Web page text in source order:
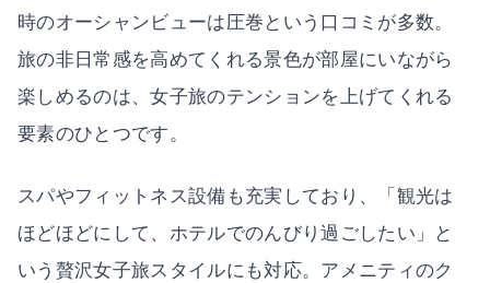
時のオーシャンビューは圧巻という口コミが多数。
旅の非日常感を高めてくれる景色が部屋にいながら
楽しめるのは、女子旅のテンションを上げてくれる
要素のひとつです。
スパやフィットネス設備も充実しており、「観光は
ほどほどにして、ホテルでのんびり過ごしたい」と
いう贅沢女子旅スタイルにも対応。アメニティのク